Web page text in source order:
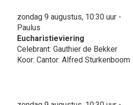
zondag 9 augustus, 10:30 uur -
Paulus
Eucharistieviering
Celebrant: Gauthier de Bekker
Koor: Cantor: Alfred Sturkenboom